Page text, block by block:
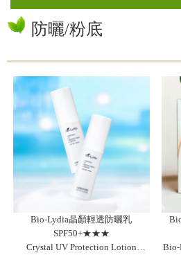
防曬/粉底
Bio-Lydia晶顏輕透防曬乳
SPF50+★★★
Crystal UV Protection Lotion
Bio-